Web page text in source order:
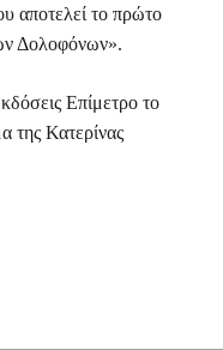
αποτελεί το πρώτο
Δολοφόνων».
Επίμετρο το
της Κατερίνας